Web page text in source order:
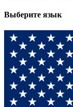
Выберите язык